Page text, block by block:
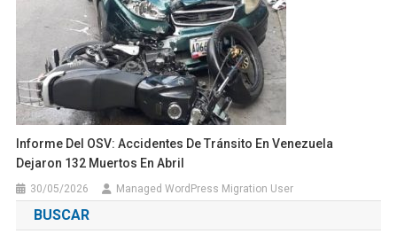
Informe Del OSV: Accidentes De Tránsito En Venezuela
Dejaron 132 Muertos En Abril
30/05/2026 Managed WordPress Migration User
BUSCAR